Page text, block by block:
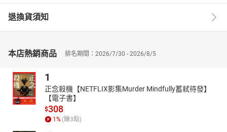
退換貨須知
本店熱銷商品 排名期間：2026/7/30 - 2026/8/5
1
正念殺機【NETFLIX影集Murder Mindfully蓄弒待發】
【電子書】
$308
1% (賺3點)